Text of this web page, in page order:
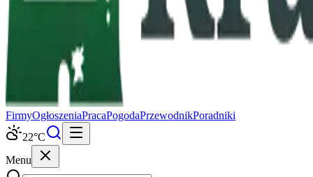
FirmyOgłoszeniaPracaPogodaPrzewodnikPoradniki
22°C
Menu